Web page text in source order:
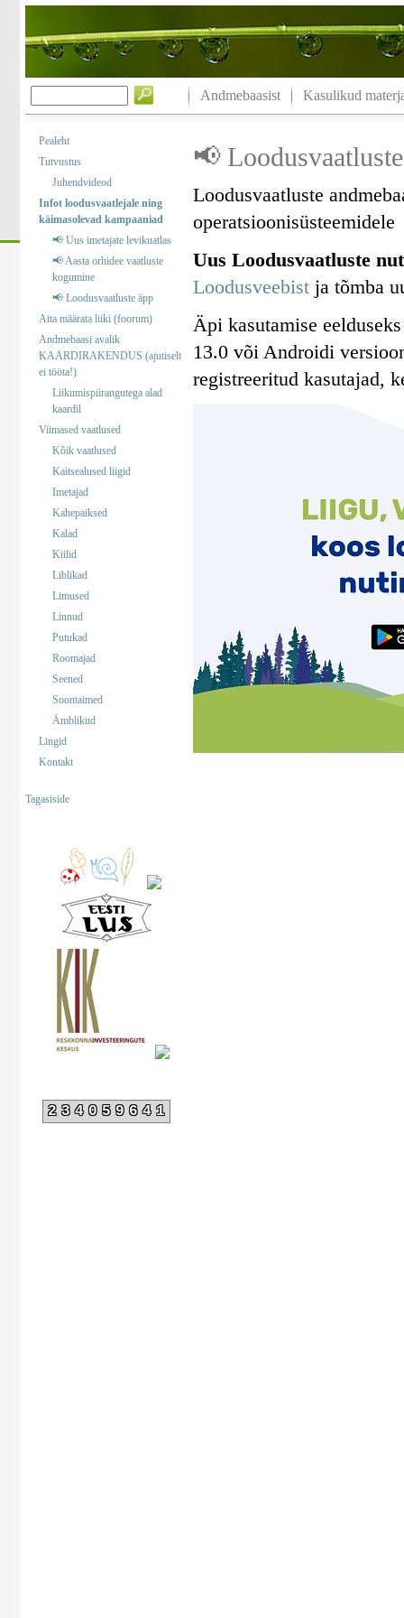
Andmebaasist Kasulikud
Pealeht
Tutvustus
Juhendvideod
Infot loodusvaatlejale ning
käimasolevad kampaaniad
📢 Uus imetajate levikuatlas
📢 Aasta orhidee vaatluste
kogumine
📢 Loodusvaatluste äpp
Aita määrata liiki (foorum)
Andmebaasi avalik
KAARDIRAKENDUS (ajutiselt
ei tööta!)
Liikumispiirangutega alad
kaardil
Viimased vaatlused
Kõik vaatlused
Kaitsealused liigid
Imetajad
Kahepaiksed
Kalad
Kiilid
Liblikad
Limused
Linnud
Putukad
Roomajad
Seened
Soontaimed
Ämblikud
Lingid
Kontakt
Tagasiside
234059641
📢
Loodusvaatluste
operatsioonisüsteemidele
Uus Loodusvaatluste
Loodusveebistja tõmba
Äpi kasutamise
13.0 või Androidi
registreeritud kasutajad,